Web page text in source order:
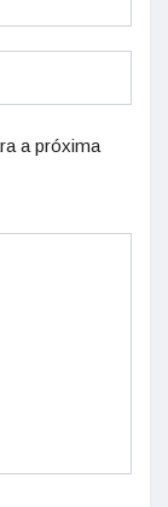
a próxima